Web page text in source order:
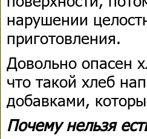
нарушении
приготовления.
Довольно опасен
что такой хлеб
добавками,
Почему нельзя